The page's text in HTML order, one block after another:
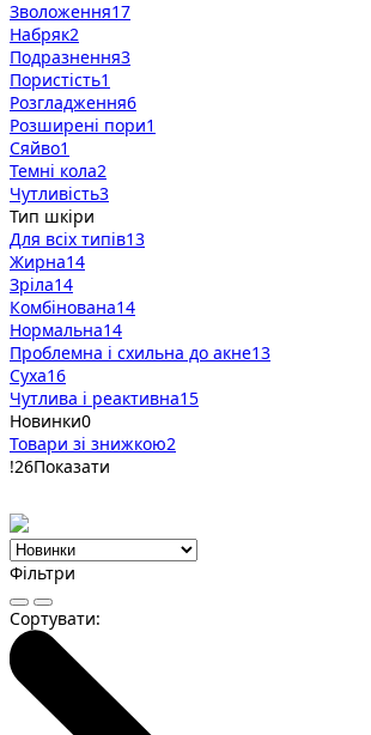
Зволоження17
Набряк2
Подразнення3
Пористість1
Розгладження6
Розширені пори1
Сяйво1
Темні кола2
Чутливість3
Тип шкіри
Для всіх типів13
Жирна14
Зріла14
Комбінована14
Нормальна14
Проблемна і схильна до акне13
Суха16
Чутлива і реактивна15
Новинки0
Товари зі знижкою2
!26Показати
Фільтри
Сортувати: